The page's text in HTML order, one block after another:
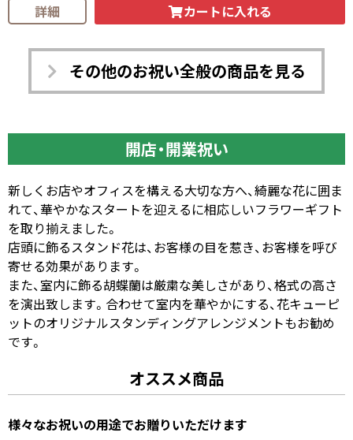
詳細 カートに入れる
その他のお祝い全般の商品を見る
開店・開業祝い
新しくお店やオフィスを構える大切な方へ、綺麗な花に囲ま
れて、華やかなスタートを迎えるに相応しいフラワーギフト
を取り揃えました。
店頭に飾るスタンド花は、お客様の目を惹き、お客様を呼び
寄せる効果があります。
また、室内に飾る胡蝶蘭は厳粛な美しさがあり、格式の高さ
を演出致します。合わせて室内を華やかにする、花キューピ
ットのオリジナルスタンディングアレンジメントもお勧め
です。
オススメ商品
様々なお祝いの用途でお贈りいただけます